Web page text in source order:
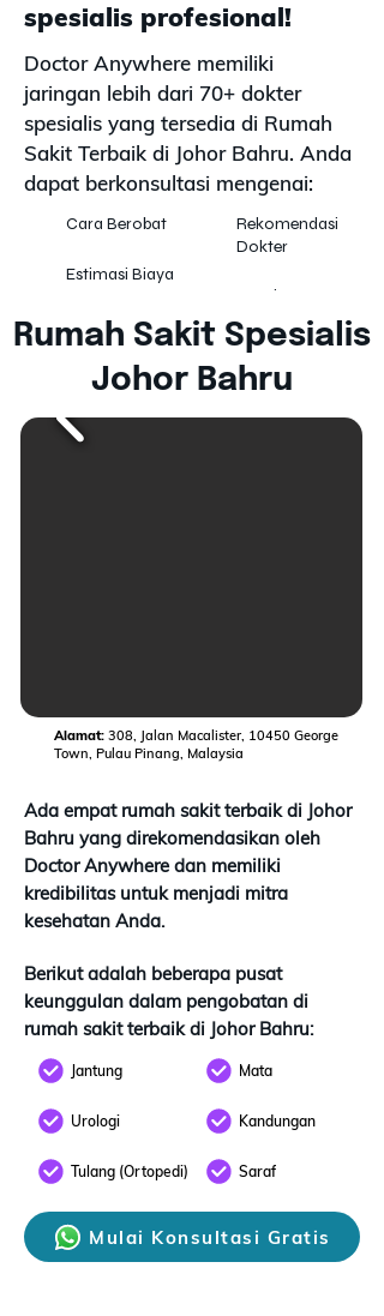
spesialis profesional!
Doctor Anywhere memiliki
jaringan lebih dari 70+ dokter
spesialis yang tersedia di Rumah
Sakit Terbaik di Johor Bahru. Anda
dapat berkonsultasi mengenai:
Cara Berobat
Estimasi Biaya
Klaim Asuransi
Rekomendasi
Dokter
Appointment
Dokter
Mulai Konsultasi Gratis
Rumah Sakit Spesialis
Johor Bahru
Alamat: 308, Jalan Macalister, 10450 George
Town, Pulau Pinang, Malaysia
Ada empat rumah sakit terbaik di Johor
Bahru yang direkomendasikan oleh
Doctor Anywhere dan memiliki
kredibilitas untuk menjadi mitra
kesehatan Anda.
Berikut adalah beberapa pusat
keunggulan dalam pengobatan di
rumah sakit terbaik di Johor Bahru:
Jantung
Urologi
Tulang (Ortopedi)
Mata
Kandungan
Saraf
Mulai Konsultasi Gratis